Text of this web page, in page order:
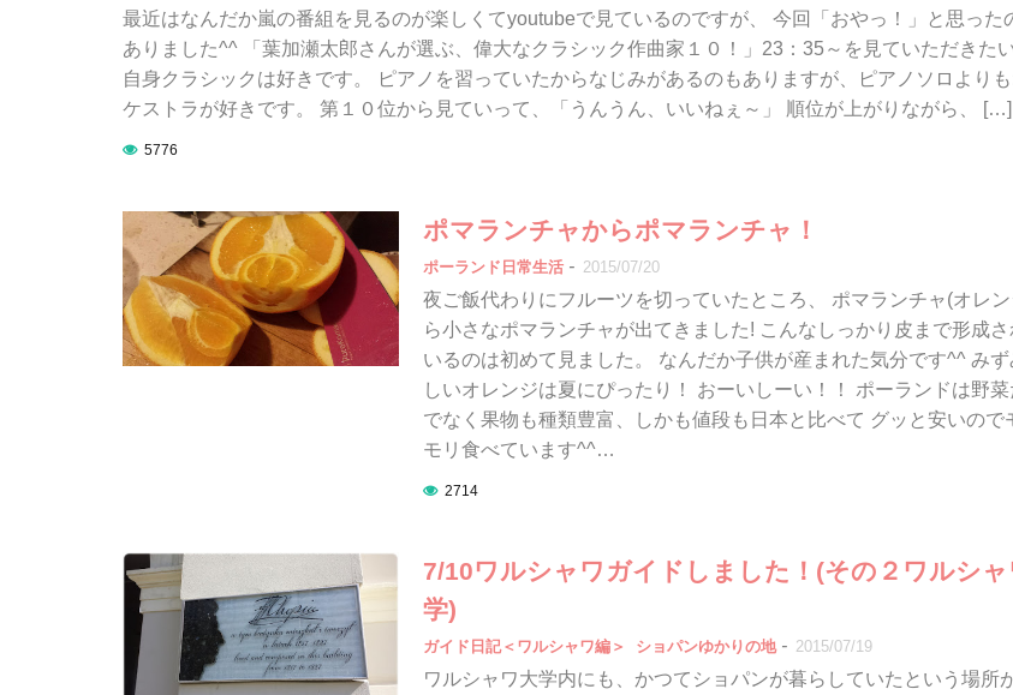
最近はなんだか嵐の番組を見るのが楽しくてyoutubeで見ているのですが、 今回「おやっ！」と思った
ありました^^ 「葉加瀬太郎さんが選ぶ、偉大なクラシック作曲家１０！」23：35～を見ていただきた
自身クラシックは好きです。 ピアノを習っていたからなじみがあるのもありますが、ピアノソロより
ケストラが好きです。 第１０位から見ていって、「うんうん、いいねぇ～」 順位が上がりながら、
5776
ポマランチャからポマランチャ！
ポーランド日常生活 - 2015/07/20
夜ご飯代わりにフルーツを切っていたところ、 ポマランチャ(オレ
ら小さなポマランチャが出てきました! こんなしっかり皮まで形成さ
いるのは初めて見ました。 なんだか子供が産まれた気分です^^ み
しいオレンジは夏にぴったり！ おーいしーい！！ ポーランドは野菜
でなく果物も種類豊富、しかも値段も日本と比べて グッと安いので
モリ食べています^^…
2714
7/10ワルシャワガイドしました！(その２ワルシ
学)
ガイド日記＜ワルシャワ編＞ ショパンゆかりの地 - 2015/07/19
ワルシャワ大学内にも、かつてショパンが暮らしていたという場所